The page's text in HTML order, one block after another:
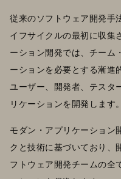
従来のソフトウェア開発手
イフサイクルの最初に収集
ーション開発では、チーム
ーションを必要とする漸進
ユーザー、開発者、テスタ
リケーションを開発します。
モダン・アプリケーション
クと技術に基づいており、
フトウェア開発チームの全